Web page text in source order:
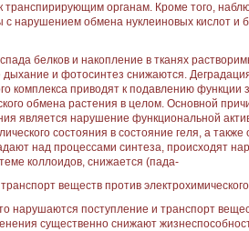
органам. Кроме того,
нарушением об­мена нуклеиновых кислот и
белков и накопление в тканях
и фотосинтез снижаются.
комплекса приво­дят к подавлению функции
обмена расте­ния в целом. Основной
является нарушение функциональной
состояния в со­стояние геля, а
над процессами синтеза, происходят
коллоидов, снижается (пада-
веществ против
нарушаются поступление и транспорт
существенно снижают